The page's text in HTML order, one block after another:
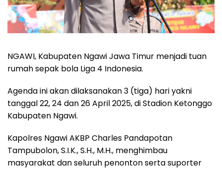
NGAWI, Kabupaten Ngawi Jawa Timur menjadi tuan
rumah sepak bola Liga 4 Indonesia.
Agenda ini akan dilaksanakan 3 (tiga) hari yakni
tanggal 22, 24 dan 26 April 2025, di Stadion Ketonggo
Kabupaten Ngawi.
Kapolres Ngawi AKBP Charles Pandapotan
Tampubolon, S.I.K., S.H., M.H., menghimbau
masyarakat dan seluruh penonton serta suporter